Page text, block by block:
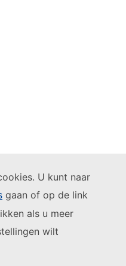
U kunt naar
gaan of op de link
als u meer
wilt